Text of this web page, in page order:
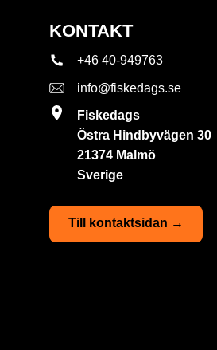
KONTAKT
+46 40-949763
info@fiskedags.se
Fiskedags
Östra Hindbyvägen 30
21374 Malmö
Sverige
Till kontaktsidan →